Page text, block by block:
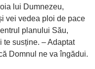
lui Dumnezeu,
vei vedea ploi de pace
planului Său,
te susține. – Adaptat
Domnul ne va îngădui.